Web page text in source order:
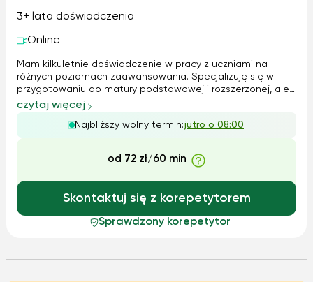
3+ lata doświadczenia
Online
Mam kilkuletnie doświadczenie w pracy z uczniami na
różnych poziomach zaawansowania. Specjalizuję się w
przygotowaniu do matury podstawowej i rozszerzonej, ale
chętnie pomagam również młodszym uczniom. Moje
metody nauczania są dopasowane indywidualnie –
korzystam zarówno z klasycznych podręczników, ...
czytaj więcej
Najbliższy wolny termin:jutro o 08:00
od 72 zł/60 min
Skontaktuj się z korepetytorem
Sprawdzony korepetytor